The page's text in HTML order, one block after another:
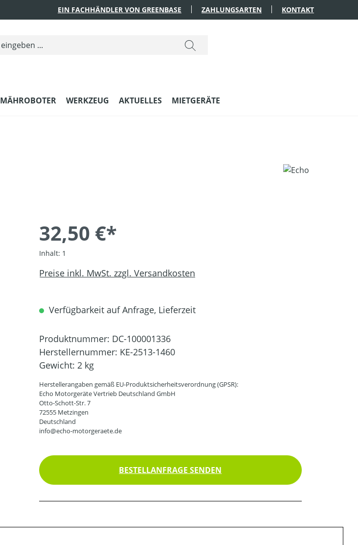
EIN FACHHÄNDLER VON GREENBASE ZAHLUNGSARTEN KONTAKT
MÄHROBOTER WERKZEUG AKTUELLES MIETGERÄTE
32,50 €*
Inhalt: 1
Preise inkl. MwSt. zzgl. Versandkosten
Verfügbarkeit auf Anfrage, Lieferzeit
Produktnummer: DC-100001336
Herstellernummer: KE-2513-1460
Gewicht: 2 kg
Herstellerangaben gemäß EU-Produktsicherheitsverordnung (GPSR):
Echo Motorgeräte Vertrieb Deutschland GmbH
Otto-Schott-Str. 7
72555 Metzingen
Deutschland
info@echo-motorgeraete.de
BESTELLANFRAGE SENDEN